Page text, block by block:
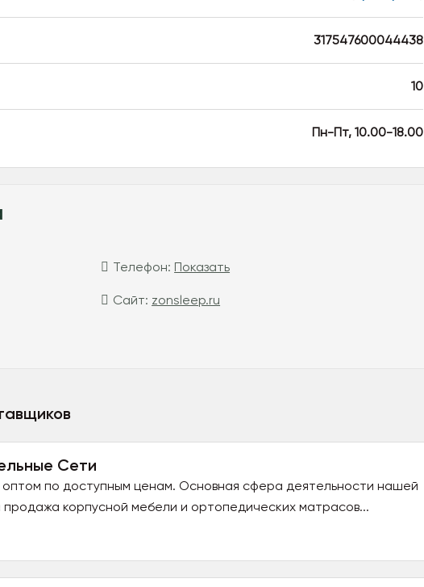
317547600044438
10
Пн-Пт, 10.00-18.00
Телефон: Показать
Сайт: zonsleep.ru
Сети
по доступным ценам. Основная сфера деятельности нашей
корпусной мебели и ортопедических матрасов...